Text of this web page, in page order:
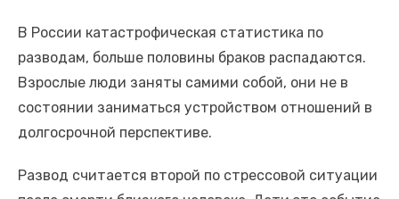
В России катастрофическая статистика по
разводам, больше половины браков распадаются.
Взрослые люди заняты самими собой, они не в
состоянии заниматься устройством отношений в
долгосрочной перспективе.
Развод считается второй по стрессовой ситуации